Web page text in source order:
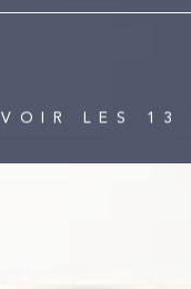
VOIR LES 13